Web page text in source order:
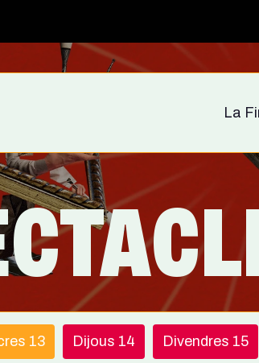
La
13 Dijous 14 Divendres 15